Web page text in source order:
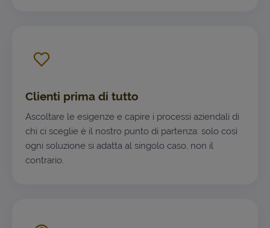
Clienti prima di tutto
Ascoltare le esigenze e capire i processi aziendali di
chi ci sceglie è il nostro punto di partenza: solo così
ogni soluzione si adatta al singolo caso, non il
contrario.